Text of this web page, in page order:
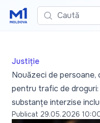
Caută
Justiție
Nouăzeci de persoane,
pentru trafic de
substanțe interzise
Publicat 29.05.2026